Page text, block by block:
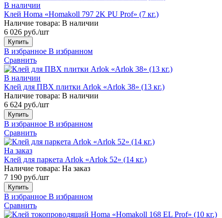
В наличии
Клей Homa «Homakoll 797 2K PU Prof» (7 кг.)
Наличие товара: В наличии
6 026 руб./шт
Купить
В избранное В избранном
Сравнить
В наличии
Клей для ПВХ плитки Arlok «Arlok 38» (13 кг.)
Наличие товара: В наличии
6 624 руб./шт
Купить
В избранное В избранном
Сравнить
На заказ
Клей для паркета Arlok «Arlok 52» (14 кг.)
Наличие товара: На заказ
7 190 руб./шт
Купить
В избранное В избранном
Сравнить